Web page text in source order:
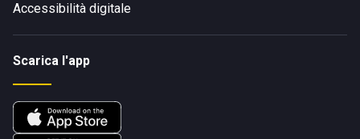
Accessibilità digitale
Scarica l'app